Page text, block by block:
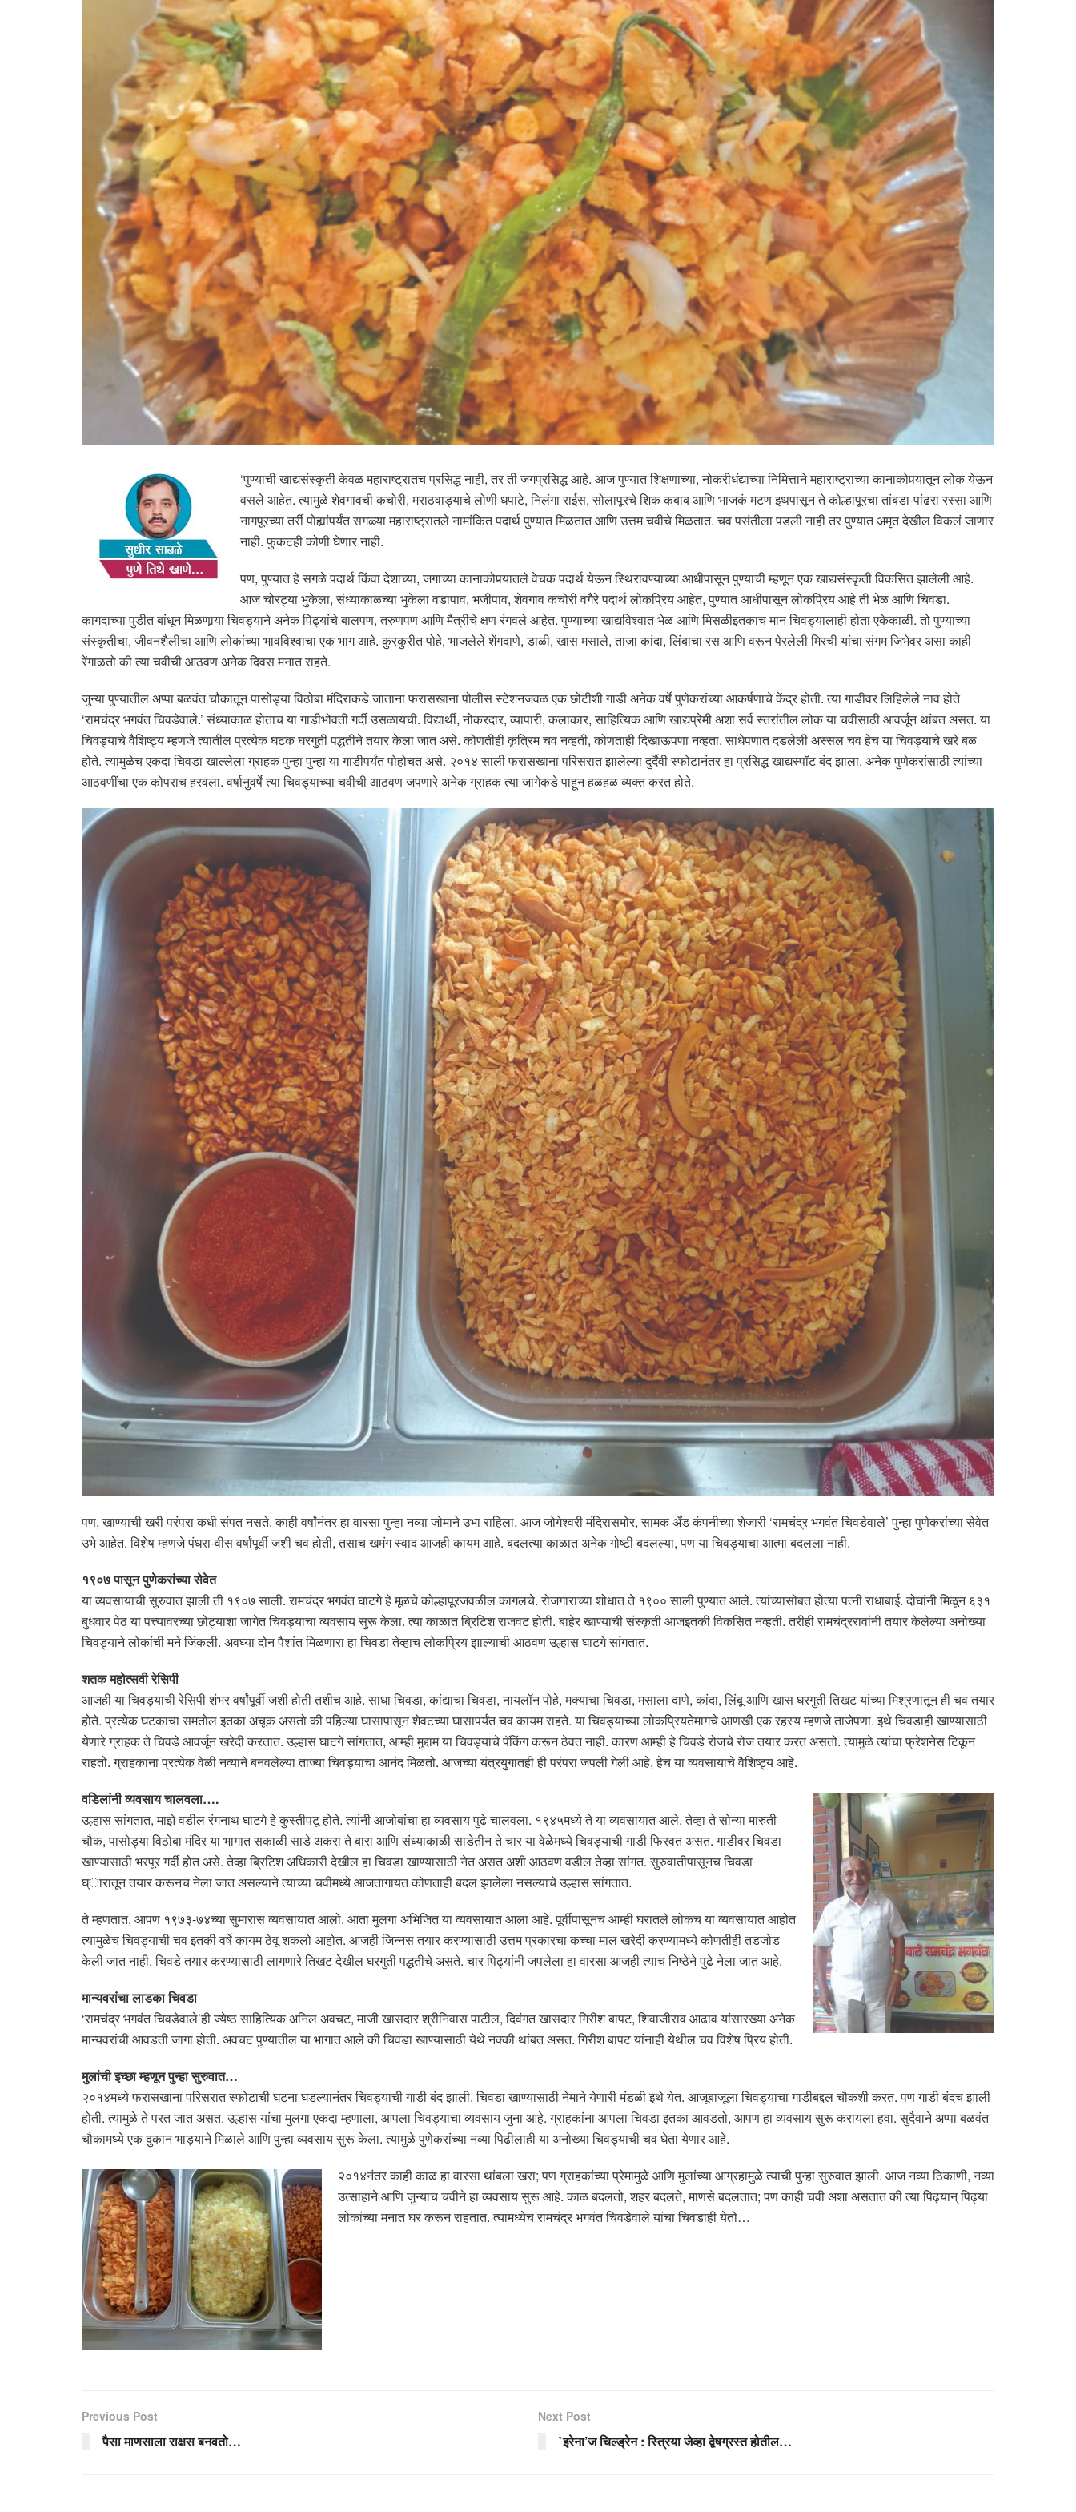
‘पुण्याची खाद्यसंस्कृती केवळ महाराष्ट्रातच प्रसिद्ध नाही, तर ती जगप्रसिद्ध आहे. आज पुण्यात शिक्षणाच्या, नोकरीधंद्याच्या निमित्ताने महाराष्ट्राच्या कानाकोपर्‍यातून लोक येऊन
वसले आहेत. त्यामुळे शेवगावची कचोरी, मराठवाड्याचे लोणी धपाटे, निलंगा राईस, सोलापूरचे शिक कबाब आणि भाजकं मटण इथपासून ते कोल्हापूरचा तांबडा-पांढरा रस्सा आणि
नागपूरच्या तर्री पोह्यांपर्यंत सगळ्या महाराष्ट्रातले नामांकित पदार्थ पुण्यात मिळतात आणि उत्तम चवीचे मिळतात. चव पसंतीला पडली नाही तर पुण्यात अमृत देखील विकलं जाणार
नाही. फुकटही कोणी घेणार नाही.
पण, पुण्यात हे सगळे पदार्थ किंवा देशाच्या, जगाच्या कानाकोपर्‍यातले वेचक पदार्थ येऊन स्थिरावण्याच्या आधीपासून पुण्याची म्हणून एक खाद्यसंस्कृती विकसित झालेली आहे.
आज चोरट्या भुकेला, संध्याकाळच्या भुकेला वडापाव, भजीपाव, शेवगाव कचोरी वगैरे पदार्थ लोकप्रिय आहेत, पुण्यात आधीपासून लोकप्रिय आहे ती भेळ आणि चिवडा.
कागदाच्या पुडीत बांधून मिळणार्‍या चिवड्याने अनेक पिढ्यांचे बालपण, तरुणपण आणि मैत्रीचे क्षण रंगवले आहेत. पुण्याच्या खाद्यविश्वात भेळ आणि मिसळीइतकाच मान चिवड्यालाही होता एकेकाळी. तो पुण्याच्या
संस्कृतीचा, जीवनशैलीचा आणि लोकांच्या भावविश्वाचा एक भाग आहे. कुरकुरीत पोहे, भाजलेले शेंगदाणे, डाळी, खास मसाले, ताजा कांदा, लिंबाचा रस आणि वरून पेरलेली मिरची यांचा संगम जिभेवर असा काही
रेंगाळतो की त्या चवीची आठवण अनेक दिवस मनात राहते.
जुन्या पुण्यातील अप्पा बळवंत चौकातून पासोड्या विठोबा मंदिराकडे जाताना फरासखाना पोलीस स्टेशनजवळ एक छोटीशी गाडी अनेक वर्षे पुणेकरांच्या आकर्षणाचे केंद्र होती. त्या गाडीवर लिहिलेले नाव होते
‘रामचंद्र भगवंत चिवडेवाले.’ संध्याकाळ होताच या गाडीभोवती गर्दी उसळायची. विद्यार्थी, नोकरदार, व्यापारी, कलाकार, साहित्यिक आणि खाद्यप्रेमी अशा सर्व स्तरांतील लोक या चवीसाठी आवर्जून थांबत असत. या
चिवड्याचे वैशिष्ट्य म्हणजे त्यातील प्रत्येक घटक घरगुती पद्धतीने तयार केला जात असे. कोणतीही कृत्रिम चव नव्हती, कोणताही दिखाऊपणा नव्हता. साधेपणात दडलेली अस्सल चव हेच या चिवड्याचे खरे बळ
होते. त्यामुळेच एकदा चिवडा खाल्लेला ग्राहक पुन्हा पुन्हा या गाडीपर्यंत पोहोचत असे. २०१४ साली फरासखाना परिसरात झालेल्या दुर्दैवी स्फोटानंतर हा प्रसिद्ध खाद्यस्पॉट बंद झाला. अनेक पुणेकरांसाठी त्यांच्या
आठवणींचा एक कोपराच हरवला. वर्षानुवर्षे त्या चिवड्याच्या चवीची आठवण जपणारे अनेक ग्राहक त्या जागेकडे पाहून हळहळ व्यक्त करत होते.
पण, खाण्याची खरी परंपरा कधी संपत नसते. काही वर्षांनंतर हा वारसा पुन्हा नव्या जोमाने उभा राहिला. आज जोगेश्वरी मंदिरासमोर, सामक अँड कंपनीच्या शेजारी ‘रामचंद्र भगवंत चिवडेवाले’ पुन्हा पुणेकरांच्या सेवेत
उभे आहेत. विशेष म्हणजे पंधरा-वीस वर्षांपूर्वी जशी चव होती, तसाच खमंग स्वाद आजही कायम आहे. बदलत्या काळात अनेक गोष्टी बदलल्या, पण या चिवड्याचा आत्मा बदलला नाही.
१९०७ पासून पुणेकरांच्या सेवेत
या व्यवसायाची सुरुवात झाली ती १९०७ साली. रामचंद्र भगवंत घाटगे हे मूळचे कोल्हापूरजवळील कागलचे. रोजगाराच्या शोधात ते १९०० साली पुण्यात आले. त्यांच्यासोबत होत्या पत्नी राधाबाई. दोघांनी मिळून ६३१
बुधवार पेठ या पत्त्यावरच्या छोट्याशा जागेत चिवड्याचा व्यवसाय सुरू केला. त्या काळात ब्रिटिश राजवट होती. बाहेर खाण्याची संस्कृती आजइतकी विकसित नव्हती. तरीही रामचंद्ररावांनी तयार केलेल्या अनोख्या
चिवड्याने लोकांची मने जिंकली. अवघ्या दोन पैशांत मिळणारा हा चिवडा तेव्हाच लोकप्रिय झाल्याची आठवण उल्हास घाटगे सांगतात.
शतक महोत्सवी रेसिपी
आजही या चिवड्याची रेसिपी शंभर वर्षांपूर्वी जशी होती तशीच आहे. साधा चिवडा, कांद्याचा चिवडा, नायलॉन पोहे, मक्याचा चिवडा, मसाला दाणे, कांदा, लिंबू आणि खास घरगुती तिखट यांच्या मिश्रणातून ही चव तयार
होते. प्रत्येक घटकाचा समतोल इतका अचूक असतो की पहिल्या घासापासून शेवटच्या घासापर्यंत चव कायम राहते. या चिवड्याच्या लोकप्रियतेमागचे आणखी एक रहस्य म्हणजे ताजेपणा. इथे चिवडाही खाण्यासाठी
येणारे ग्राहक ते चिवडे आवर्जून खरेदी करतात. उल्हास घाटगे सांगतात, आम्ही मुद्दाम या चिवड्याचे पॅकिंग करून ठेवत नाही. कारण आम्ही हे चिवडे रोजचे रोज तयार करत असतो. त्यामुळे त्यांचा फ्रेशनेस टिकून
राहतो. ग्राहकांना प्रत्येक वेळी नव्याने बनवलेल्या ताज्या चिवड्याचा आनंद मिळतो. आजच्या यंत्रयुगातही ही परंपरा जपली गेली आहे, हेच या व्यवसायाचे वैशिष्ट्य आहे.
वडिलांनी व्यवसाय चालवला….
उल्हास सांगतात, माझे वडील रंगनाथ घाटगे हे कुस्तीपटू होते. त्यांनी आजोबांचा हा व्यवसाय पुढे चालवला. १९४५मध्ये ते या व्यवसायात आले. तेव्हा ते सोन्या मारुती
चौक, पासोड्या विठोबा मंदिर या भागात सकाळी साडे अकरा ते बारा आणि संध्याकाळी साडेतीन ते चार या वेळेमध्ये चिवड्याची गाडी फिरवत असत. गाडीवर चिवडा
खाण्यासाठी भरपूर गर्दी होत असे. तेव्हा ब्रिटिश अधिकारी देखील हा चिवडा खाण्यासाठी नेत असत अशी आठवण वडील तेव्हा सांगत. सुरुवातीपासूनच चिवडा
घ्ारातून तयार करूनच नेला जात असल्याने त्याच्या चवीमध्ये आजतागायत कोणताही बदल झालेला नसल्याचे उल्हास सांगतात.
ते म्हणतात, आपण १९७३-७४च्या सुमारास व्यवसायात आलो. आता मुलगा अभिजित या व्यवसायात आला आहे. पूर्वीपासूनच आम्ही घरातले लोकच या व्यवसायात आहोत
त्यामुळेच चिवड्याची चव इतकी वर्षे कायम ठेवू शकलो आहोत. आजही जिन्नस तयार करण्यासाठी उत्तम प्रकारचा कच्चा माल खरेदी करण्यामध्ये कोणतीही तडजोड
केली जात नाही. चिवडे तयार करण्यासाठी लागणारे तिखट देखील घरगुती पद्धतीचे असते. चार पिढ्यांनी जपलेला हा वारसा आजही त्याच निष्ठेने पुढे नेला जात आहे.
मान्यवरांचा लाडका चिवडा
‘रामचंद्र भगवंत चिवडेवाले’ही ज्येष्ठ साहित्यिक अनिल अवचट, माजी खासदार श्रीनिवास पाटील, दिवंगत खासदार गिरीश बापट, शिवाजीराव आढाव यांसारख्या अनेक
मान्यवरांची आवडती जागा होती. अवचट पुण्यातील या भागात आले की चिवडा खाण्यासाठी येथे नक्की थांबत असत. गिरीश बापट यांनाही येथील चव विशेष प्रिय होती.
मुलांची इच्छा म्हणून पुन्हा सुरुवात…
२०१४मध्ये फरासखाना परिसरात स्फोटाची घटना घडल्यानंतर चिवड्याची गाडी बंद झाली. चिवडा खाण्यासाठी नेमाने येणारी मंडळी इथे येत. आजूबाजूला चिवड्याचा गाडीबद्दल चौकशी करत. पण गाडी बंदच झाली
होती. त्यामुळे ते परत जात असत. उल्हास यांचा मुलगा एकदा म्हणाला, आपला चिवड्याचा व्यवसाय जुना आहे. ग्राहकांना आपला चिवडा इतका आवडतो, आपण हा व्यवसाय सुरू करायला हवा. सुदैवाने अप्पा बळवंत
चौकामध्ये एक दुकान भाड्याने मिळाले आणि पुन्हा व्यवसाय सुरू केला. त्यामुळे पुणेकरांच्या नव्या पिढीलाही या अनोख्या चिवड्याची चव घेता येणार आहे.
२०१४नंतर काही काळ हा वारसा थांबला खरा; पण ग्राहकांच्या प्रेमामुळे आणि मुलांच्या आग्रहामुळे त्याची पुन्हा सुरुवात झाली. आज नव्या ठिकाणी, नव्या
उत्साहाने आणि जुन्याच चवीने हा व्यवसाय सुरू आहे. काळ बदलतो, शहर बदलते, माणसे बदलतात; पण काही चवी अशा असतात की त्या पिढ्यान् पिढ्या
लोकांच्या मनात घर करून राहतात. त्यामध्येच रामचंद्र भगवंत चिवडेवाले यांचा चिवडाही येतो…
Previous Post
पैसा माणसाला राक्षस बनवतो…
Next Post
`इरेना’ज चिल्ड्रेन : स्त्रिया जेव्हा द्वेषग्रस्त होतील…